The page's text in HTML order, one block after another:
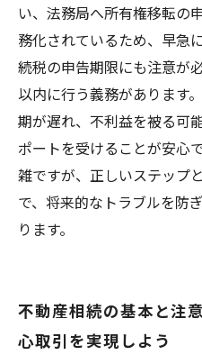
い、法務局へ所有権移転の
務化されているため、早急
続税の申告期限にも注意が
以内に行う義務があります
期が遅れ、不利益を被る可
ポートを受けることが安心
雑ですが、正しいステップ
で、将来的なトラブルを防
ります。
不動産相続の基本と注
心取引を実現しよう